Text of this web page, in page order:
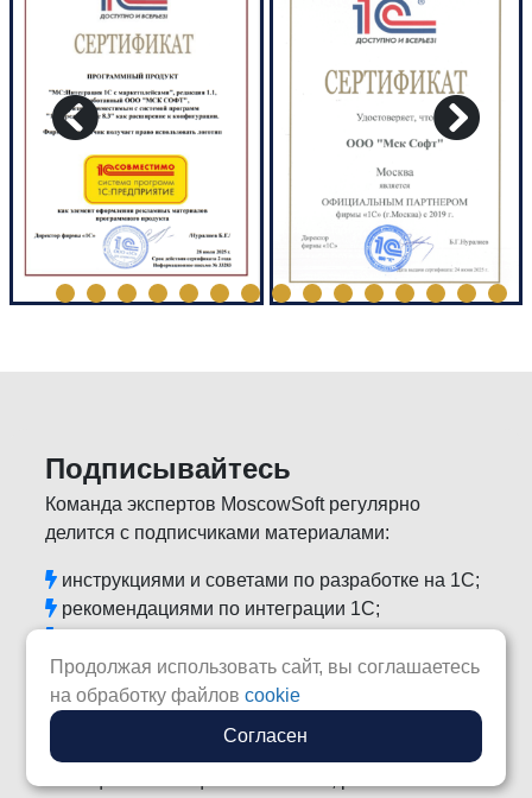
Подписывайтесь
Команда экспертов MoscowSoft регулярно
делится с подписчиками материалами:
инструкциями и советами по разработке на 1С;
рекомендациями по интеграции 1С;
секретными спецпредложениями только для
подписчиков.
Не упустите возможность стать экспертом в 1С!
Подписывайтесь на рассылку и вступайте в
Продолжая использовать сайт, вы соглашаетесь
на обработку файловcookie
Согласен